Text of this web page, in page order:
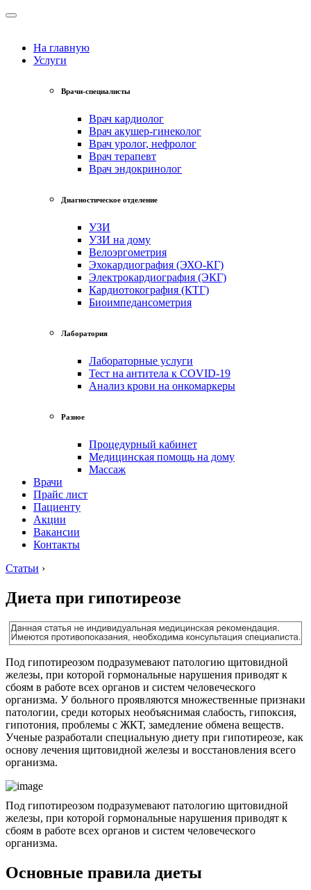
На главную
Услуги
Врачи-специалисты
Врач кардиолог
Врач акушер-гинеколог
Врач уролог, нефролог
Врач терапевт
Врач эндокринолог
Диагностическое отделение
УЗИ
УЗИ на дому
Велоэргометрия
Эхокардиография (ЭХО-КГ)
Электрокардиография (ЭКГ)
Кардиотокография (КТГ)
Биоимпедансометрия
Лаборатория
Лабораторные услуги
Тест на антитела к COVID-19
Анализ крови на онкомаркеры
Разное
Процедурный кабинет
Медицинская помощь на дому
Массаж
Врачи
Прайс лист
Пациенту
Акции
Вакансии
Контакты
Статьи ›
Диета при гипотиреозе
Под гипотиреозом подразумевают патологию щитовидной
железы, при которой гормональные нарушения приводят к
сбоям в работе всех органов и систем человеческого
организма. У больного проявляются множественные признаки
патологии, среди которых необъяснимая слабость, гипоксия,
гипотония, проблемы с ЖКТ, замедление обмена веществ.
Ученые разработали специальную диету при гипотиреозе, как
основу лечения щитовидной железы и восстановления всего
организма.
Под гипотиреозом подразумевают патологию щитовидной
железы, при которой гормональные нарушения приводят к
сбоям в работе всех органов и систем человеческого
организма.
Основные правила диеты